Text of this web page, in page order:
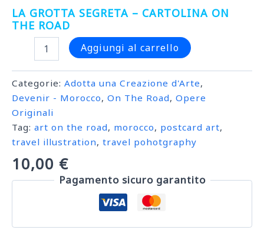
LA GROTTA SEGRETA – CARTOLINA ON
THE ROAD
Cartolina
On
The
Road
quantità
Aggiungi al carrello
Categorie: Adotta una Creazione d'Arte,
Devenir - Morocco, On The Road, Opere
Originali
Tag: art on the road, morocco, postcard art,
travel illustration, travel pohotgraphy
10,00 €
Pagamento sicuro garantito